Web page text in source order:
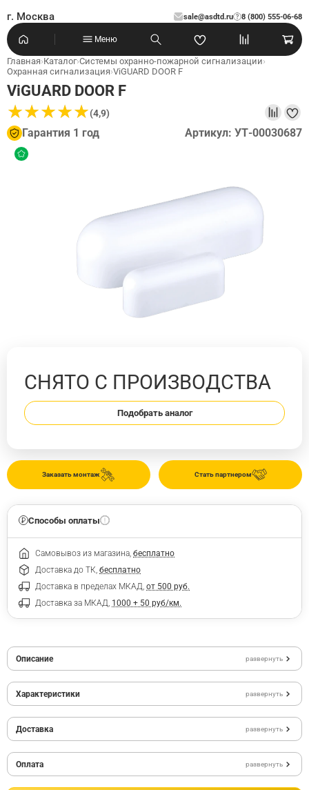
г. Москва sale@asdtd.ru 8 (800) 555-06-68
?
Меню
Главная›Каталог›Системы охранно-пожарной сигнализации›
Охранная сигнализация›ViGUARD DOOR F
ViGUARD DOOR F
★★★★★
★★★★★(4,9)
Гарантия 1 год Артикул: УТ-00030687
Стать партнером
Заказать монтаж
СНЯТО С ПРОИЗВОДСТВА
Подобрать аналог
Способы оплаты
Самовывоз из магазина, бесплатно
Доставка до ТК, бесплатно
Доставка в пределах МКАД, от 500 руб.
Доставка за МКАД, 1000 + 50 руб/км.
Описание развернуть
Характеристики развернуть
Доставка развернуть
Оплата развернуть